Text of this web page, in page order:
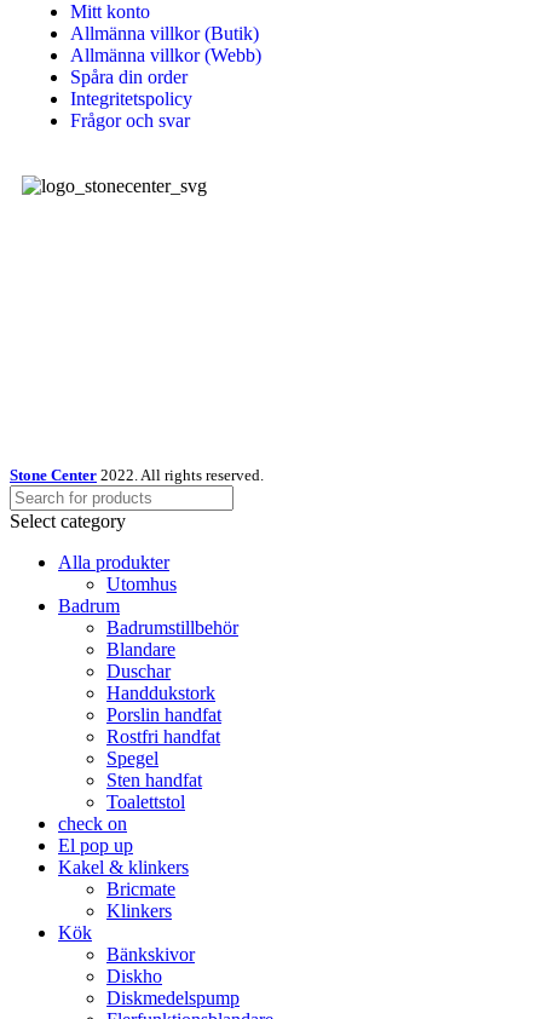
Mitt konto
Allmänna villkor (Butik)
Allmänna villkor (Webb)
Spåra din order
Integritetspolicy
Frågor och svar
Stone Center 2022. All rights reserved.
Select category
Alla produkter
Utomhus
Badrum
Badrumstillbehör
Blandare
Duschar
Handdukstork
Porslin handfat
Rostfri handfat
Spegel
Sten handfat
Toalettstol
check on
El pop up
Kakel & klinkers
Bricmate
Klinkers
Kök
Bänkskivor
Diskho
Diskmedelspump